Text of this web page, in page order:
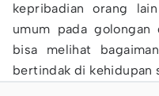
kepribadian orang
umum pada golongan
bisa melihat
bertindak di kehidupan